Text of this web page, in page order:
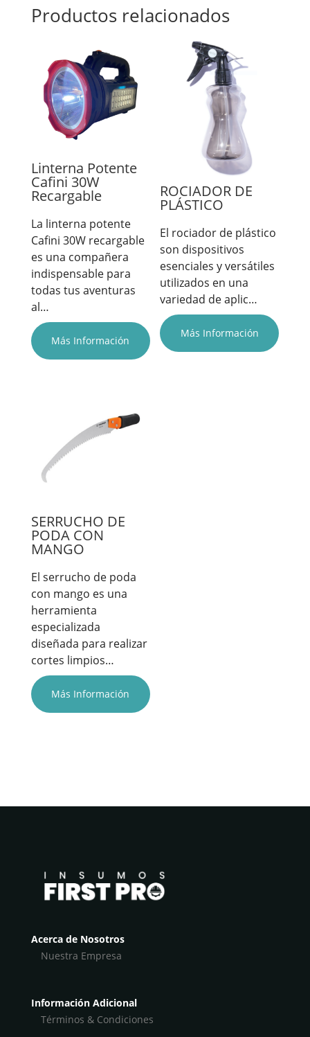
Productos relacionados
Linterna Potente
Cafini 30W
Recargable
La linterna potente
Cafini 30W recargable
es una compañera
indispensable para
todas tus aventuras
al…
Más Información
ROCIADOR DE
PLÁSTICO
El rociador de plástico
son dispositivos
esenciales y versátiles
utilizados en una
variedad de aplic…
Más Información
SERRUCHO DE
PODA CON
MANGO
El serrucho de poda
con mango es una
herramienta
especializada
diseñada para realizar
cortes limpios…
Más Información
Acerca de Nosotros
Nuestra Empresa
Información Adicional
Términos & Condiciones